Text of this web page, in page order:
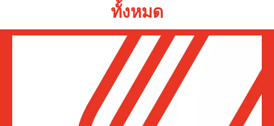
ทั้งหมด